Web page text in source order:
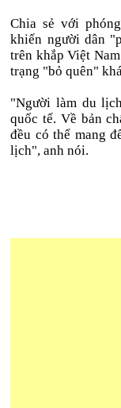
Chia sẻ với
khiến người dân
trên khắp Việt
trạng "bỏ quên"
"Người làm du
quốc tế. Về bản
đều có thể mang
lịch", anh nói.